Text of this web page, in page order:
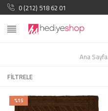
0 (212) 518 62 01
Ana Sayfa
FILTRELE
%15